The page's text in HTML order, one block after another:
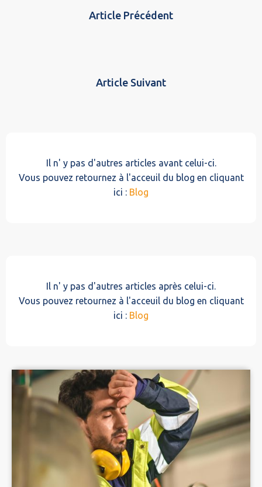
Article Précédent
Article Suivant
Il n' y pas d'autres articles avant celui-ci.
Vous pouvez retournez à l'acceuil du blog en cliquant
ici : Blog
Il n' y pas d'autres articles après celui-ci.
Vous pouvez retournez à l'acceuil du blog en cliquant
ici : Blog